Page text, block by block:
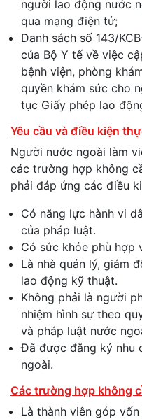
người lao động nước
qua mạng điện tử;
Danh sách số 143/
của Bộ Y tế về việc
bệnh viện, phòng
quyền khám sức cho
tục Giấy phép lao
Yêu cầu và điều kiện
Người nước ngoài làm
các trường hợp không
phải đáp ứng các điều
Có năng lực hành vi
của pháp luật.
Có sức khỏe phù hợp
Là nhà quản lý, giám
lao động kỹ thuật.
Không phải là người
nhiệm hình sự theo
và pháp luật nước
Đã được đăng ký nhu
ngoài.
Các trường hợp không
Là thành viên góp